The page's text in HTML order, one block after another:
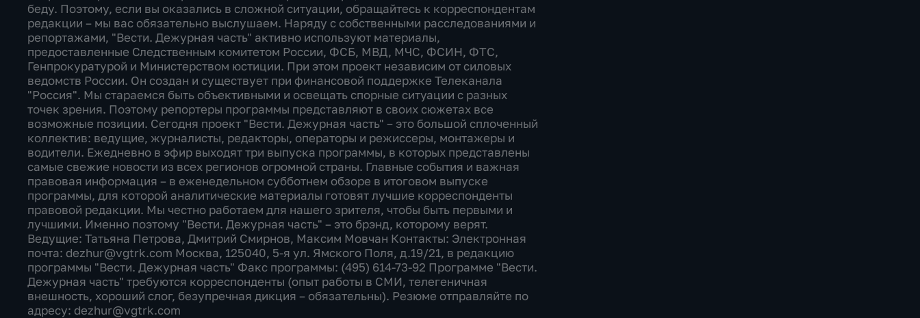
беду. Поэтому, если вы оказались в сложной ситуации, обращайтесь к корреспондентам
редакции – мы вас обязательно выслушаем. Наряду с собственными расследованиями и
репортажами, "Вести. Дежурная часть" активно используют материалы,
предоставленные Следственным комитетом России, ФСБ, МВД, МЧС, ФСИН, ФТС,
Генпрокуратурой и Министерством юстиции. При этом проект независим от силовых
ведомств России. Он создан и существует при финансовой поддержке Телеканала
"Россия". Мы стараемся быть объективными и освещать спорные ситуации с разных
точек зрения. Поэтому репортеры программы представляют в своих сюжетах все
возможные позиции. Сегодня проект "Вести. Дежурная часть" – это большой сплоченный
коллектив: ведущие, журналисты, редакторы, операторы и режиссеры, монтажеры и
водители. Ежедневно в эфир выходят три выпуска программы, в которых представлены
самые свежие новости из всех регионов огромной страны. Главные события и важная
правовая информация – в еженедельном субботнем обзоре в итоговом выпуске
программы, для которой аналитические материалы готовят лучшие корреспонденты
правовой редакции. Мы честно работаем для нашего зрителя, чтобы быть первыми и
лучшими. Именно поэтому "Вести. Дежурная часть" – это брэнд, которому верят.
Ведущие: Татьяна Петрова, Дмитрий Смирнов, Максим Мовчан Контакты: Электронная
почта: dezhur@vgtrk.com Москва, 125040, 5-я ул. Ямского Поля, д.19/21, в редакцию
программы "Вести. Дежурная часть" Факс программы: (495) 614-73-92 Программе "Вести.
Дежурная часть" требуются корреспонденты (опыт работы в СМИ, телегеничная
внешность, хороший слог, безупречная дикция – обязательны). Резюме отправляйте по
адресу: dezhur@vgtrk.com